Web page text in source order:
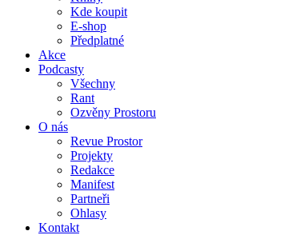
Kde koupit
E-shop
Předplatné
Akce
Podcasty
Všechny
Rant
Ozvěny Prostoru
O nás
Revue Prostor
Projekty
Redakce
Manifest
Partneři
Ohlasy
Kontakt